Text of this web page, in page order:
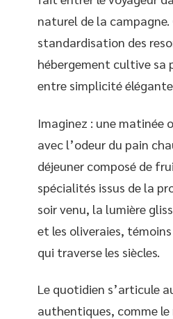
naturel de la campagne.
standardisation des
hébergement cultive sa
entre simplicité
Imaginez : une matinée
avec l’odeur du pain
déjeuner composé de
spécialités issus de la
soir venu, la lumière
et les oliveraies,
qui traverse les siècles.
Le quotidien s’articule
authentiques, comme